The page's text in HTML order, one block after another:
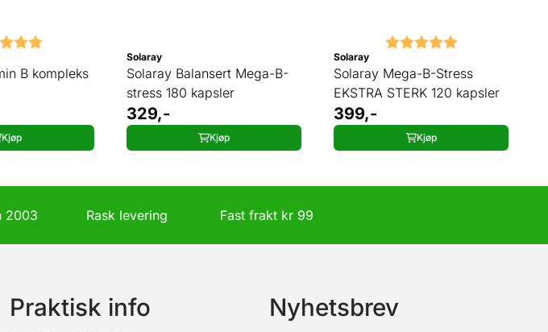
5.0 av 5 mulige
B kompleks
Kjøp
Solaray
Solaray Balansert Mega-B-
stress 180 kapsler
329,-
Kjøp
Karakter: 5.0 av 5
Solaray
Solaray Mega-B-Stress
EKSTRA STERK 120 kapsler
399,-
Kjøp
siden 2003 Rask levering Fast frakt kr 99
Praktisk info Nyhetsbrev